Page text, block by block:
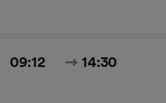
09:12 14:30